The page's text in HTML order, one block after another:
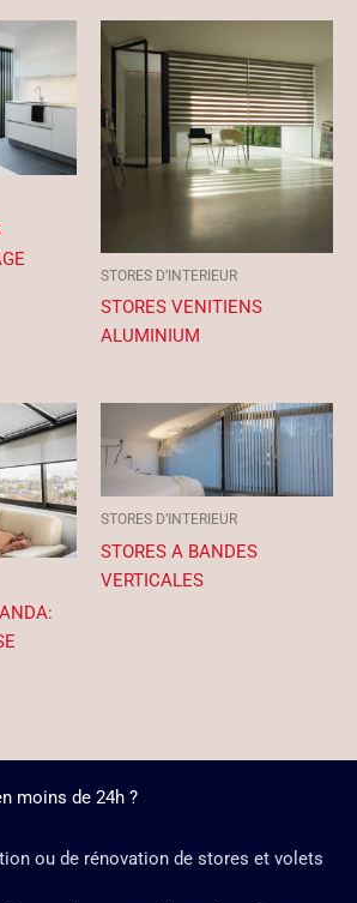
STORES D’INTERIEUR
STORES VENITIENS
ALUMINIUM
STORES D’INTERIEUR
STORES A BANDES
VERTICALES
moins de 24h ?
ou de rénovation de stores et volets